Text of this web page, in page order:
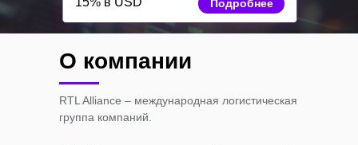
Подробнее
О компании
RTL Alliance – международная логистическая
группа компаний.